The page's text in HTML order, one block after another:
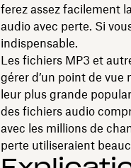
ferez assez facilement
audio avec perte. Si
indispensable.
Les fichiers MP3 et
gérer d’un point de vue
leur plus grande
des fichiers audio
avec les millions de
perte utiliseraient